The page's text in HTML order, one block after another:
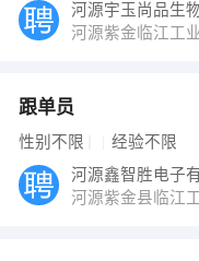
河源宇玉尚品生
河源紫金临江工
跟单员
性别不限 经验不限
河源鑫智胜电子
河源紫金县临江